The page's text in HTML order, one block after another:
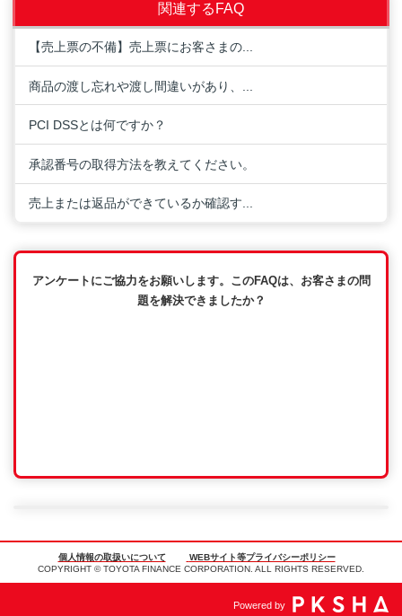
関連するFAQ
【売上票の不備】売上票にお客さまの...
商品の渡し忘れや渡し間違いがあり、...
PCI DSSとは何ですか？
承認番号の取得方法を教えてください。
売上または返品ができているか確認す...
アンケートにご協力をお願いします。このFAQは、お客さまの問
題を解決できましたか？
個人情報の取扱いについて
WEBサイト等プライバシーポリシー
COPYRIGHT © TOYOTA FINANCE CORPORATION. ALL RIGHTS RESERVED.
Powered by